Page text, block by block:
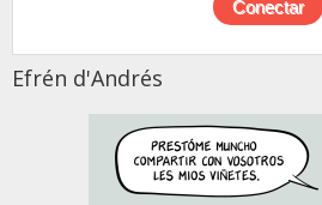
Efrén d'Andrés